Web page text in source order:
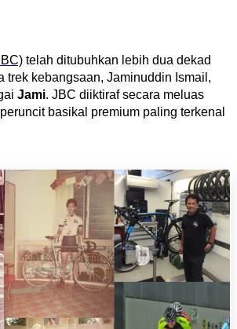
telah ditubuhkan lebih dua dekad
trek kebangsaan, Jaminuddin Ismail,
Jami. JBC diiktiraf secara meluas
basikal premium paling terkenal